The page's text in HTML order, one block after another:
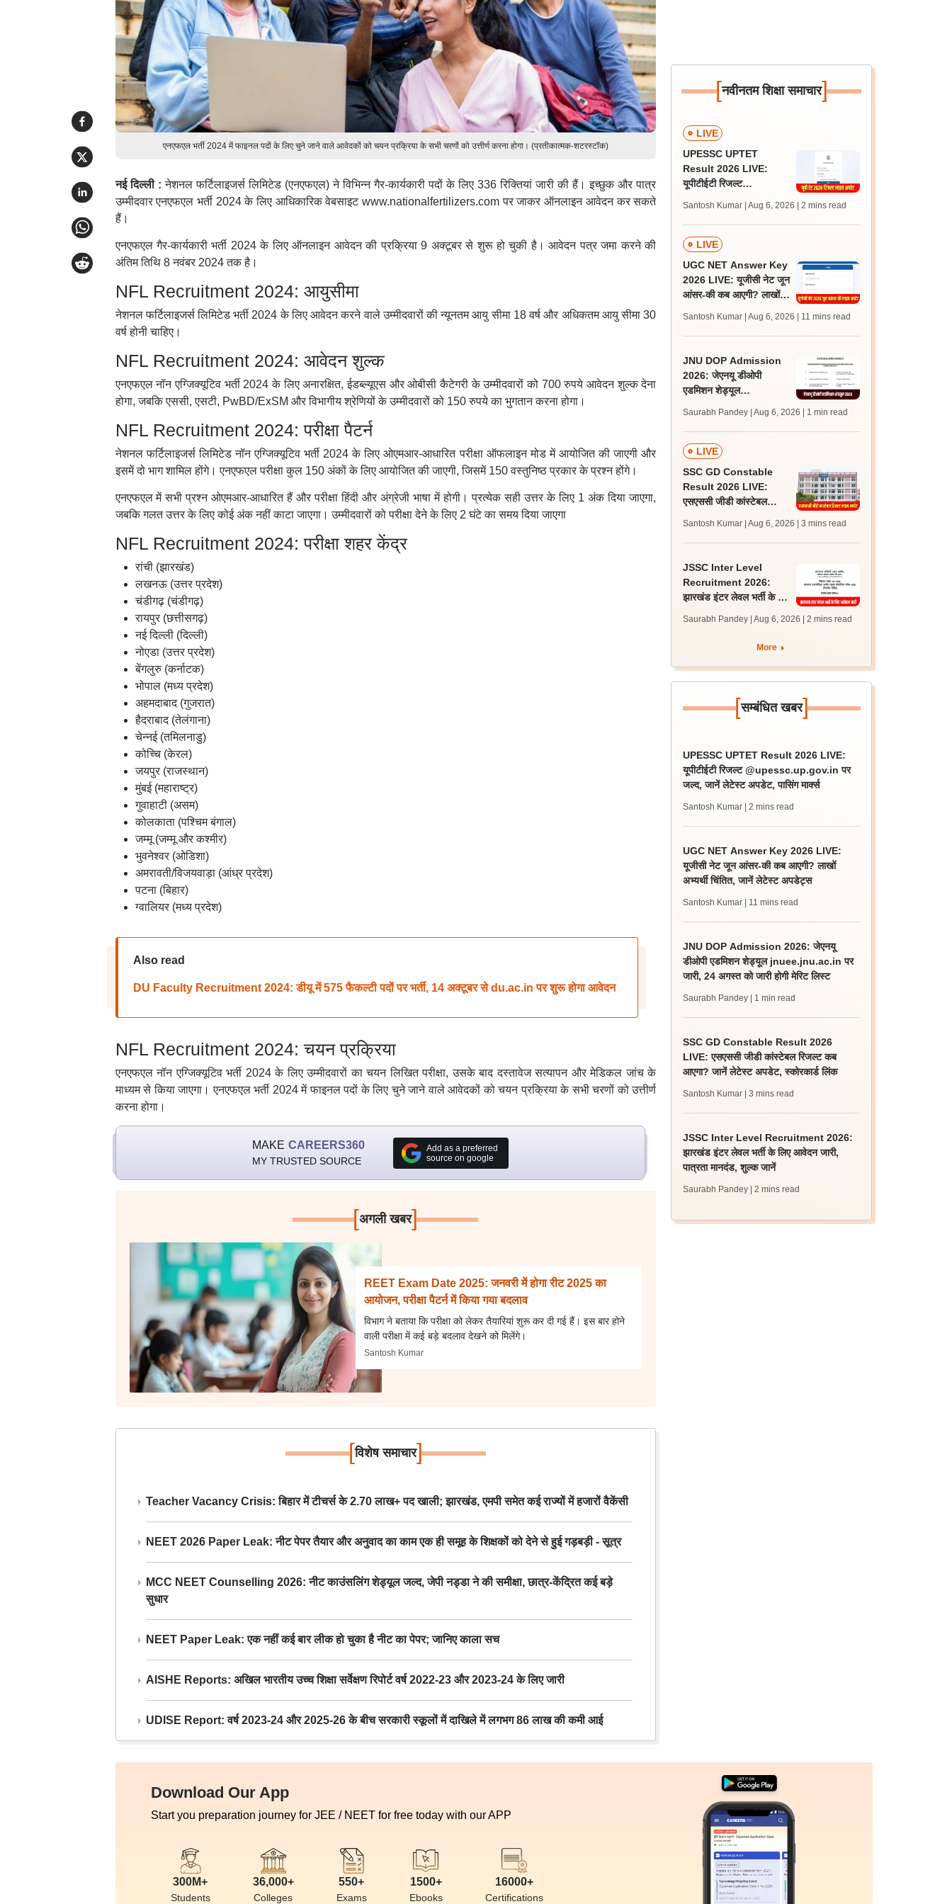
एनएफएल भर्ती 2024 में फाइनल पदों के लिए चुने जाने वाले आवेदकों को चयन प्रक्रिया के सभी चरणों को उत्तीर्ण करना होगा। (प्रतीकात्मक-शटरस्टॉक)
नई दिल्ली :नेशनल फर्टिलाइजर्स लिमिटेड (एनएफएल) ने विभिन्न गैर-कार्यकारी पदों के लिए 336 रिक्तियां जारी की हैं। इच्छुक और पात्र
उम्मीदवार एनएफएल भर्ती 2024 के लिए आधिकारिक वेबसाइट www.nationalfertilizers.com पर जाकर ऑनलाइन आवेदन कर सकते
हैं।
एनएफएल गैर-कार्यकारी भर्ती 2024 के लिए ऑनलाइन आवेदन की प्रक्रिया 9 अक्टूबर से शुरू हो चुकी है। आवेदन पत्र जमा करने की
अंतिम तिथि 8 नवंबर 2024 तक है।
NFL Recruitment 2024: आयुसीमा
नेशनल फर्टिलाइजर्स लिमिटेड भर्ती 2024 के लिए आवेदन करने वाले उम्मीदवारों की न्यूनतम आयु सीमा 18 वर्ष और अधिकतम आयु सीमा 30
वर्ष होनी चाहिए।
NFL Recruitment 2024: आवेदन शुल्क
एनएफएल नॉन एग्जिक्यूटिव भर्ती 2024 के लिए अनारक्षित, ईडब्ल्यूएस और ओबीसी कैटेगरी के उम्मीदवारों को 700 रुपये आवेदन शुल्क देना
होगा, जबकि एससी, एसटी, PwBD/ExSM और विभागीय श्रेणियों के उम्मीदवारों को 150 रुपये का भुगतान करना होगा।
NFL Recruitment 2024: परीक्षा पैटर्न
नेशनल फर्टिलाइजर्स लिमिटेड नॉन एग्जिक्यूटिव भर्ती 2024 के लिए ओएमआर-आधारित परीक्षा ऑफलाइन मोड में आयोजित की जाएगी और
इसमें दो भाग शामिल होंगे। एनएफएल परीक्षा कुल 150 अंकों के लिए आयोजित की जाएगी, जिसमें 150 वस्तुनिष्ठ प्रकार के प्रश्न होंगे।
एनएफएल में सभी प्रश्न ओएमआर-आधारित हैं और परीक्षा हिंदी और अंग्रेजी भाषा में होगी। प्रत्येक सही उत्तर के लिए 1 अंक दिया जाएगा,
जबकि गलत उत्तर के लिए कोई अंक नहीं काटा जाएगा। उम्मीदवारों को परीक्षा देने के लिए 2 घंटे का समय दिया जाएगा
NFL Recruitment 2024: परीक्षा शहर केंद्र
रांची (झारखंड)
लखनऊ (उत्तर प्रदेश)
चंडीगढ़ (चंडीगढ़)
रायपुर (छत्तीसगढ़)
नई दिल्ली (दिल्ली)
नोएडा (उत्तर प्रदेश)
बेंगलुरु (कर्नाटक)
भोपाल (मध्य प्रदेश)
अहमदाबाद (गुजरात)
हैदराबाद (तेलंगाना)
चेन्नई (तमिलनाडु)
कोच्चि (केरल)
जयपुर (राजस्थान)
मुंबई (महाराष्ट्र)
गुवाहाटी (असम)
कोलकाता (पश्चिम बंगाल)
जम्मू (जम्मू और कश्मीर)
भुवनेश्‍वर (ओडिशा)
अमरावती/विजयवाड़ा (आंध्र प्रदेश)
पटना (बिहार)
ग्वालियर (मध्य प्रदेश)
Also read
DU Faculty Recruitment 2024: डीयू में 575 फैकल्टी पदों पर भर्ती, 14 अक्टूबर से du.ac.in पर शुरू होगा आवेदन
NFL Recruitment 2024: चयन प्रक्रिया
एनएफएल नॉन एग्जिक्यूटिव भर्ती 2024 के लिए उम्मीदवारों का चयन लिखित परीक्षा, उसके बाद दस्तावेज सत्यापन और मेडिकल जांच के
माध्यम से किया जाएगा। एनएफएल भर्ती 2024 में फाइनल पदों के लिए चुने जाने वाले आवेदकों को चयन प्रक्रिया के सभी चरणों को उत्तीर्ण
करना होगा।
MAKE CAREERS360
MY TRUSTED SOURCE
Add as a preferred
source on google
[अगली खबर]
REET Exam Date 2025: जनवरी में होगा रीट 2025 का
आयोजन, परीक्षा पैटर्न में किया गया बदलाव
विभाग ने बताया कि परीक्षा को लेकर तैयारियां शुरू कर दी गई हैं। इस बार होने
वाली परीक्षा में कई बड़े बदलाव देखने को मिलेंगे।
Santosh Kumar
[विशेष समाचार]
Teacher Vacancy Crisis: बिहार में टीचर्स के 2.70 लाख+ पद खाली; झारखंड, एमपी समेत कई राज्यों में हजारों वैकेंसी
NEET 2026 Paper Leak: नीट पेपर तैयार और अनुवाद का काम एक ही समूह के शिक्षकों को देने से हुई गड़बड़ी - सूत्र
MCC NEET Counselling 2026: नीट काउंसलिंग शेड्यूल जल्द, जेपी नड्डा ने की समीक्षा, छात्र-केंद्रित कई बड़े
सुधार
NEET Paper Leak: एक नहीं कई बार लीक हो चुका है नीट का पेपर; जानिए काला सच
AISHE Reports: अखिल भारतीय उच्च शिक्षा सर्वेक्षण रिपोर्ट वर्ष 2022-23 और 2023-24 के लिए जारी
UDISE Report: वर्ष 2023-24 और 2025-26 के बीच सरकारी स्कूलों में दाखिले में लगभग 86 लाख की कमी आई
[नवीनतम शिक्षा समाचार]
LIVE
UPESSC UPTET
Result 2026 LIVE:
यूपीटीईटी रिजल्ट
जल्द, जानें लेटेस्ट अपडेट,
पासिंग मार्क्स
Santosh Kumar | Aug 6, 2026 | 2 mins read
LIVE
UGC NET Answer Key
2026 LIVE: यूजीसी नेट जून
आंसर-की कब आएगी? लाखों
Santosh Kumar | Aug 6, 2026 | 11 mins read
JNU DOP Admission
2026: जेएनयू डीओपी
एडमिशन शेड्यूल
24 अगस्त को जारी होगी मेरिट
लिस्ट
Saurabh Pandey | Aug 6, 2026 | 1 min read
LIVE
SSC GD Constable
Result 2026 LIVE:
एसएससी जीडी कांस्टेबल
लेटेस्ट अपडेट, स्कोरकार्ड लिंक
Santosh Kumar | Aug 6, 2026 | 3 mins read
JSSC Inter Level
Recruitment 2026:
झारखंड इंटर लेवल भर्ती के लिए
Saurabh Pandey | Aug 6, 2026 | 2 mins read
More
[सम्बंधित खबर]
UPESSC UPTET Result 2026 LIVE:
यूपीटीईटी रिजल्ट @upessc.up.gov.in पर
जल्द, जानें लेटेस्ट अपडेट, पासिंग मार्क्स
Santosh Kumar | 2 mins read
UGC NET Answer Key 2026 LIVE:
यूजीसी नेट जून आंसर-की कब आएगी? लाखों
अभ्यर्थी चिंतित, जानें लेटेस्ट अपडेट्स
Santosh Kumar | 11 mins read
JNU DOP Admission 2026: जेएनयू
डीओपी एडमिशन शेड्यूल jnuee.jnu.ac.in पर
जारी, 24 अगस्त को जारी होगी मेरिट लिस्ट
Saurabh Pandey | 1 min read
SSC GD Constable Result 2026
LIVE: एसएससी जीडी कांस्टेबल रिजल्ट कब
आएगा? जानें लेटेस्ट अपडेट, स्कोरकार्ड लिंक
Santosh Kumar | 3 mins read
JSSC Inter Level Recruitment 2026:
झारखंड इंटर लेवल भर्ती के लिए आवेदन जारी,
पात्रता मानदंड, शुल्क जानें
Saurabh Pandey | 2 mins read
Download Our App
Start you preparation journey for JEE / NEET for free today with our APP
300M+
Students
36,000+
Colleges
550+
Exams
1500+
Ebooks
16000+
Certifications